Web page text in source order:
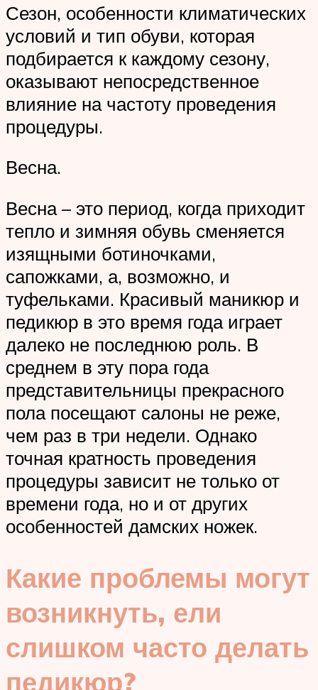
Сезон, особенности климатических
условий и тип обуви, которая
подбирается к каждому сезону,
оказывают непосредственное
влияние на частоту проведения
процедуры.
Весна.
Весна – это период, когда приходит
тепло и зимняя обувь сменяется
изящными ботиночками,
сапожками, а, возможно, и
туфельками. Красивый маникюр и
педикюр в это время года играет
далеко не последнюю роль. В
среднем в эту пора года
представительницы прекрасного
пола посещают салоны не реже,
чем раз в три недели. Однако
точная кратность проведения
процедуры зависит не только от
времени года, но и от других
особенностей дамских ножек.
Какие проблемы могут
возникнуть, ели
слишком часто делать
педикюр?